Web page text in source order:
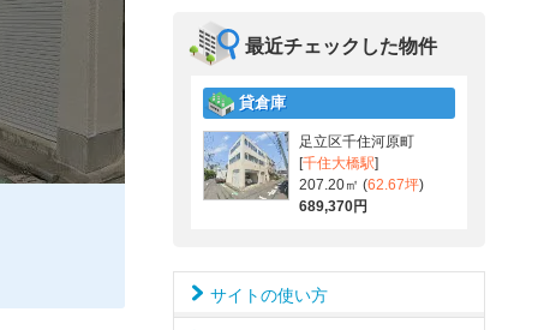
最近チェックした物件
貸倉庫
足立区千住河原町
[千住大橋駅]
207.20㎡ (62.67坪)
689,370円
サイトの使い方